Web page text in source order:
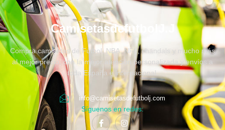
CamisetasdefutbolJ.J
Compra camisetas de Fútbol, NBA, NFL, chandals y mucho más
al mejor precio, con la mejor atención personalizada y envíos a
toda España e internacional.
info@camisetasdefutbolj.com
Síguenos en redes: